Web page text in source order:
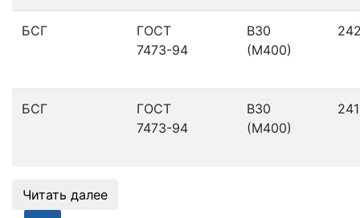
БСГ
ГОСТ
7473-94
В30
(М400)
БСГ
ГОСТ
7473-94
В30
(М400)
Читать далее